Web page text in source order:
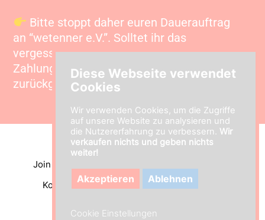
Bitte stoppt daher euren Dauerauftrag
an “wetenner e.V.”. Solltet ihr das
vergessen, keine Sorge – nicht zugestellte
Zahlungen werden automatisch
zurückgebucht.
Join
Kontakt
Impressum Datenschutz
Diese Webseite verwendet
Cookies
Wir verwenden Cookies, um die Zugriffe
auf unsere Website zu analysieren und
die Nutzererfahrung zu verbessern. Wir
verkaufen nichts und geben nichts
weiter!
Akzeptieren Ablehnen
Cookie Einstellungen